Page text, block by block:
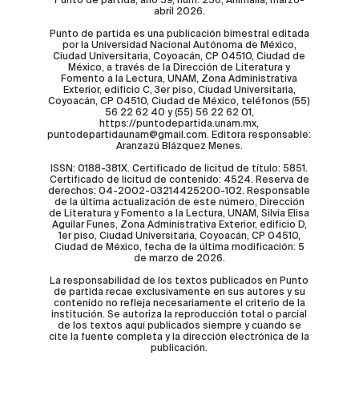
abril 2026.
Punto de partida es una publicación bimestral editada
por la Universidad Nacional Autónoma de México,
Ciudad Universitaria, Coyoacán, CP 04510, Ciudad de
México, a través de la Dirección de Literatura y
Fomento a la Lectura, UNAM, Zona Administrativa
Exterior, edificio C, 3er piso, Ciudad Universitaria,
Coyoacán, CP 04510, Ciudad de México, teléfonos (55)
56 22 62 40 y (55) 56 22 62 01,
https://puntodepartida.unam.mx,
puntodepartidaunam@gmail.com. Editora responsable:
Aranzazú Blázquez Menes.
ISSN: 0188-381X. Certificado de licitud de título: 5851.
Certificado de licitud de contenido: 4524. Reserva de
derechos: 04-2002-03214425200-102. Responsable
de la última actualización de este número, Dirección
de Literatura y Fomento a la Lectura, UNAM, Silvia Elisa
Aguilar Funes, Zona Administrativa Exterior, edificio D,
1er piso, Ciudad Universitaria, Coyoacán, CP 04510,
Ciudad de México, fecha de la última modificación: 5
de marzo de 2026.
La responsabilidad de los textos publicados en Punto
de partida recae exclusivamente en sus autores y su
contenido no refleja necesariamente el criterio de la
institución. Se autoriza la reproducción total o parcial
de los textos aquí publicados siempre y cuando se
cite la fuente completa y la dirección electrónica de la
publicación.